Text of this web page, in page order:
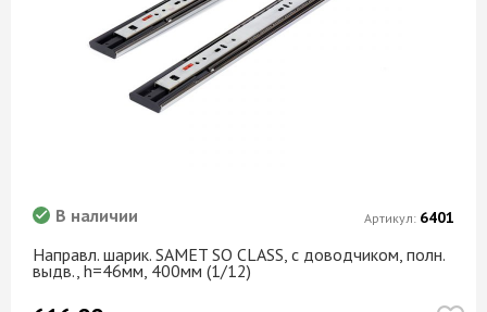
Направл. шарик. SAMET SO CLASS, с доводчиком, полн.
выдв., h=46мм, 400мм (1/12)
В наличии Артикул: 6401